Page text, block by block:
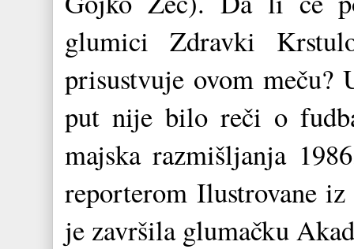
glumici Zdravki
prisustvuje ovom meču?
put nije bilo reči o
majska razmišljanja
reporterom Ilustrovane
je završila glumačku